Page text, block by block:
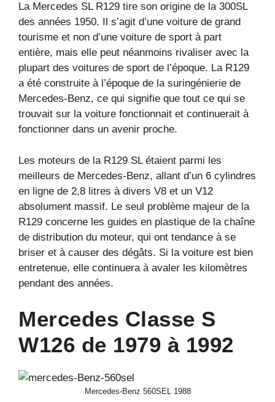
La Mercedes SL R129 tire son origine de la 300SL
des années 1950. Il s’agit d’une voiture de grand
tourisme et non d’une voiture de sport à part
entière, mais elle peut néanmoins rivaliser avec la
plupart des voitures de sport de l’époque. La R129
a été construite à l’époque de la suringénierie de
Mercedes-Benz, ce qui signifie que tout ce qui se
trouvait sur la voiture fonctionnait et continuerait à
fonctionner dans un avenir proche.
Les moteurs de la R129 SL étaient parmi les
meilleurs de Mercedes-Benz, allant d’un 6 cylindres
en ligne de 2,8 litres à divers V8 et un V12
absolument massif. Le seul problème majeur de la
R129 concerne les guides en plastique de la chaîne
de distribution du moteur, qui ont tendance à se
briser et à causer des dégâts. Si la voiture est bien
entretenue, elle continuera à avaler les kilomètres
pendant des années.
Mercedes Classe S
W126 de 1979 à 1992
Mercedes-Benz 560SEL 1988